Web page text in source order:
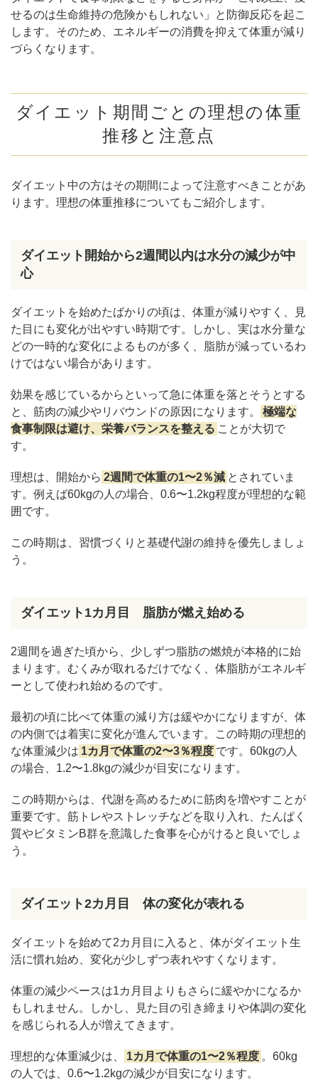
せるのは生命維持の危険かもしれない」と防御反応を起こ
します。そのため、エネルギーの消費を抑えて体重が減り
づらくなります。
ダイエット期間ごとの理想の体重
推移と注意点
ダイエット中の方はその期間によって注意すべきことがあ
ります。理想の体重推移についてもご紹介します。
ダイエット開始から2週間以内は水分の減少が中
心
ダイエットを始めたばかりの頃は、体重が減りやすく、見
た目にも変化が出やすい時期です。しかし、実は水分量な
どの一時的な変化によるものが多く、脂肪が減っているわ
けではない場合があります。
効果を感じているからといって急に体重を落とそうとする
と、筋肉の減少やリバウンドの原因になります。
極端な
食事制限は避け、栄養バランスを整える ことが大切で
す。
理想は、開始から 2週間で体重の1〜2％減 とされていま
す。例えば60kgの人の場合、0.6〜1.2kg程度が理想的な範
囲です。
この時期は、習慣づくりと基礎代謝の維持を優先しましょ
う。
ダイエット1カ月目 脂肪が燃え始める
2週間を過ぎた頃から、少しずつ脂肪の燃焼が本格的に始
まります。むくみが取れるだけでなく、体脂肪がエネルギ
ーとして使われ始めるのです。
最初の頃に比べて体重の減り方は緩やかになりますが、体
の内側では着実に変化が進んでいます。この時期の理想的
な体重減少は 1カ月で体重の2〜3％程度 です。60kgの人
の場合、1.2〜1.8kgの減少が目安になります。
この時期からは、代謝を高めるために筋肉を増やすことが
重要です。筋トレやストレッチなどを取り入れ、たんぱく
質やビタミンB群を意識した食事を心がけると良いでしょ
う。
ダイエット2カ月目 体の変化が表れる
ダイエットを始めて2カ月目に入ると、体がダイエット生
活に慣れ始め、変化が少しずつ表れやすくなります。
体重の減少ペースは1カ月目よりもさらに緩やかになるか
もしれません。しかし、見た目の引き締まりや体調の変化
を感じられる人が増えてきます。
理想的な体重減少は、 1カ月で体重の1〜2％程度 。60kg
の人では、0.6〜1.2kgの減少が目安になります。